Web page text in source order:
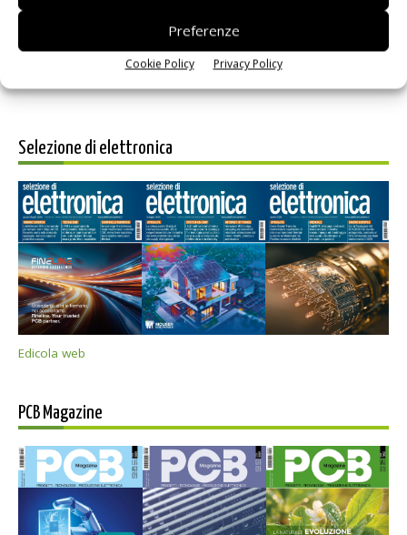
Preferenze
Cookie Policy Privacy Policy
Selezione di elettronica
Edicola web
PCB Magazine